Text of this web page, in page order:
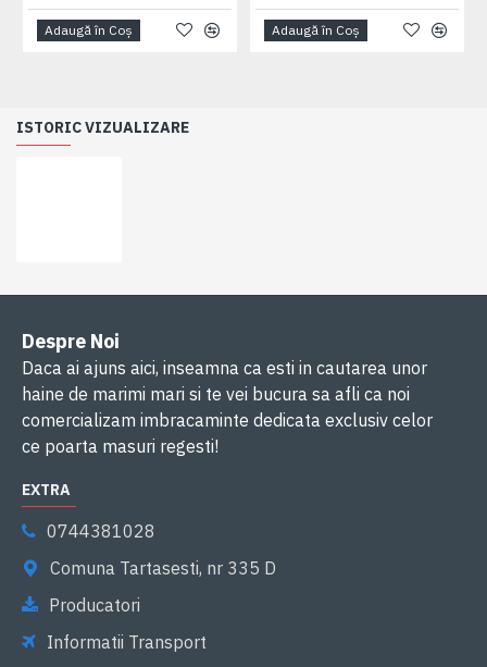
Adaugă în Coş Adaugă în Coş
ISTORIC VIZUALIZARE
Despre Noi
Daca ai ajuns aici, inseamna ca esti in cautarea unor
haine de marimi mari si te vei bucura sa afli ca noi
comercializam imbracaminte dedicata exclusiv celor
ce poarta masuri regesti!
EXTRA
0744381028
Comuna Tartasesti, nr 335 D
Producatori
Informatii Transport